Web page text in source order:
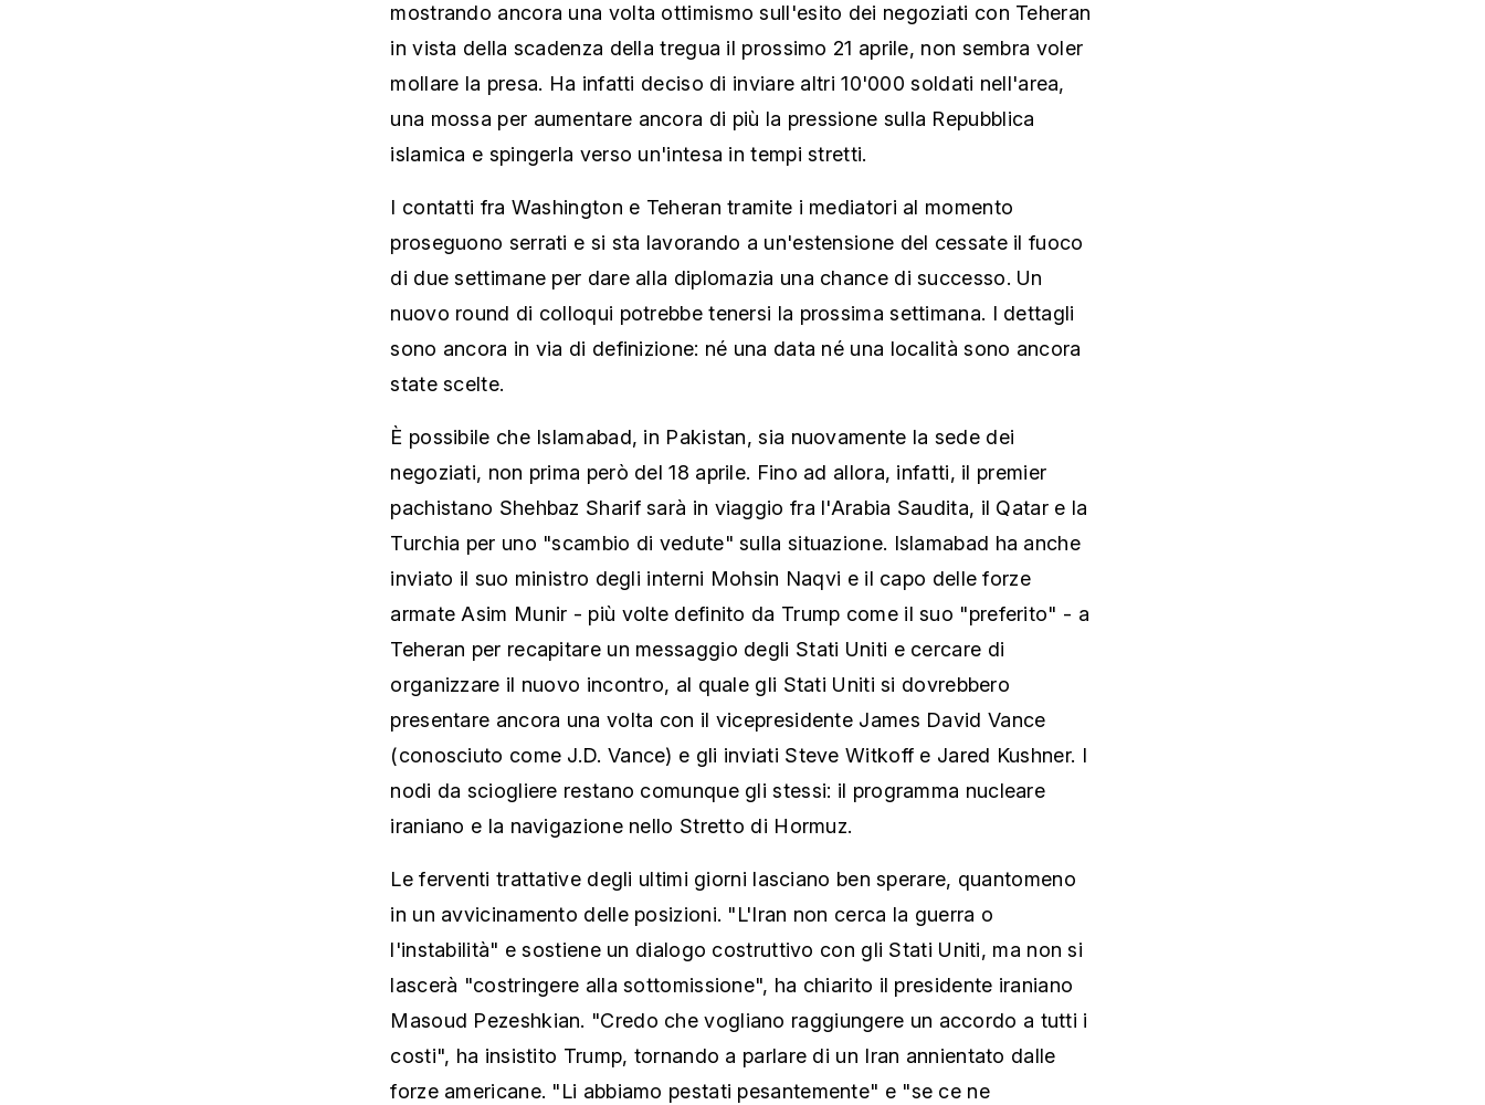
mostrando ancora una volta ottimismo sull'esito dei negoziati con Teheran
in vista della scadenza della tregua il prossimo 21 aprile, non sembra voler
mollare la presa. Ha infatti deciso di inviare altri 10'000 soldati nell'area,
una mossa per aumentare ancora di più la pressione sulla Repubblica
islamica e spingerla verso un'intesa in tempi stretti.
I contatti fra Washington e Teheran tramite i mediatori al momento
proseguono serrati e si sta lavorando a un'estensione del cessate il fuoco
di due settimane per dare alla diplomazia una chance di successo. Un
nuovo round di colloqui potrebbe tenersi la prossima settimana. I dettagli
sono ancora in via di definizione: né una data né una località sono ancora
state scelte.
È possibile che Islamabad, in Pakistan, sia nuovamente la sede dei
negoziati, non prima però del 18 aprile. Fino ad allora, infatti, il premier
pachistano Shehbaz Sharif sarà in viaggio fra l'Arabia Saudita, il Qatar e la
Turchia per uno "scambio di vedute" sulla situazione. Islamabad ha anche
inviato il suo ministro degli interni Mohsin Naqvi e il capo delle forze
armate Asim Munir - più volte definito da Trump come il suo "preferito" - a
Teheran per recapitare un messaggio degli Stati Uniti e cercare di
organizzare il nuovo incontro, al quale gli Stati Uniti si dovrebbero
presentare ancora una volta con il vicepresidente James David Vance
(conosciuto come J.D. Vance) e gli inviati Steve Witkoff e Jared Kushner. I
nodi da sciogliere restano comunque gli stessi: il programma nucleare
iraniano e la navigazione nello Stretto di Hormuz.
Le ferventi trattative degli ultimi giorni lasciano ben sperare, quantomeno
in un avvicinamento delle posizioni. "L'Iran non cerca la guerra o
l'instabilità" e sostiene un dialogo costruttivo con gli Stati Uniti, ma non si
lascerà "costringere alla sottomissione", ha chiarito il presidente iraniano
Masoud Pezeshkian. "Credo che vogliano raggiungere un accordo a tutti i
costi", ha insistito Trump, tornando a parlare di un Iran annientato dalle
forze americane. "Li abbiamo pestati pesantemente" e "se ce ne